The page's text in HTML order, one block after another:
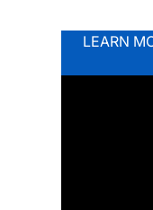
LEARN